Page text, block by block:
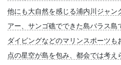
他にも大自然を感じる浦内川ジャン
アー、サンゴ礁でできた島バラス島
ダイビングなどのマリンスポーツ
点の星空が島を包み、都会では考え